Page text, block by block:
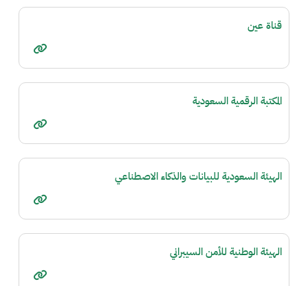
قناة عين
المكتبة الرقمية السعودية
الهيئة السعودية للبيانات والذكاء الاصطناعي
الهيئة الوطنية للأمن السيبراني